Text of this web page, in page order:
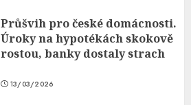
Průšvih pro české domácnosti.
Úroky na hypotékách skokově
rostou, banky dostaly strach
13/03/2026